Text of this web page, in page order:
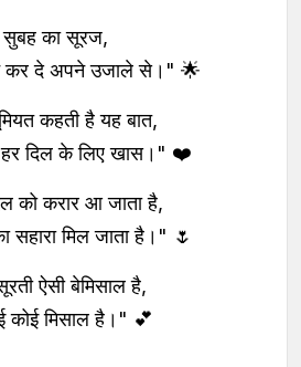
सुबह का सूरज,
कर दे अपने उजाले से।" 🌟
कहती है यह बात,
हर दिल के लिए खास।" ❤️
को करार आ जाता है,
सहारा मिल जाता है।" 🌷
ऐसी बेमिसाल है,
कोई मिसाल है।" 💕